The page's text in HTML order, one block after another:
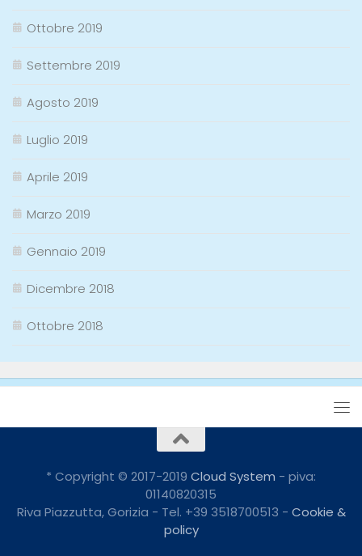
Ottobre 2019
Settembre 2019
Agosto 2019
Luglio 2019
Aprile 2019
Marzo 2019
Gennaio 2019
Dicembre 2018
Ottobre 2018
* Copyright © 2017-2019 Cloud System - piva:
01140820315
Riva Piazzutta, Gorizia - Tel. +39 3518700513 - Cookie &
policy